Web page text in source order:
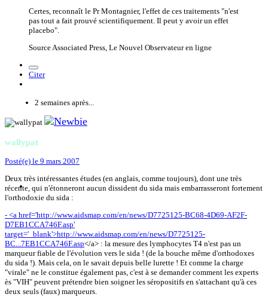
Certes, reconnaît le Pr Montagnier, l'effet de ces traitements "n'est
pas tout a fait prouvé scientifiquement. Il peut y avoir un effet
placebo".
Source Associated Press, Le Nouvel Observateur en ligne
Citer
2 semaines après...
wallypat
Posté(e) le 9 mars 2007
Deux très intéressantes études (en anglais, comme toujours), dont une très
récente, qui n'étonneront aucun dissident du sida mais embarrasseront fortement
l'orthodoxie du sida :
- <a href='http://www.aidsmap.com/en/news/D7725125-BC68-4D69-AF2F-
D7EB1CCA746F.asp'
target='_blank'>http://www.aidsmap.com/en/news/D7725125-
BC...7EB1CCA746F.asp</a> : la mesure des lymphocytes T4 n'est pas un
marqueur fiable de l'évolution vers le sida ! (de la bouche même d'orthodoxes
du sida !). Mais cela, on le savait depuis belle lurette ! Et comme la charge
"virale" ne le constitue également pas, c'est à se demander comment les experts
ès "VIH" peuvent prétendre bien soigner les séropositifs en s'attachant qu'à ces
deux seuls (faux) marqueurs.